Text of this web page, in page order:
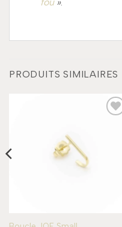
PRODUITS SIMILAIRES